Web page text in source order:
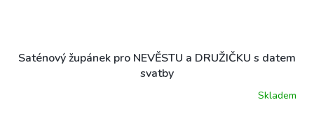
Saténový župánek pro NEVĚSTU a DRUŽIČKU s datem
svatby
Skladem